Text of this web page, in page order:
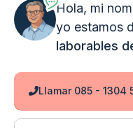
Hola, mi
yo estamos
laborables
Llamar 085 - 1304